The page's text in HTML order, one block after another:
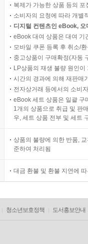
복제가 가능한 상품 등의
소비자의 요청에 따라 개별
디지털 컨텐츠인 eBook,
eBook 대여 상품은 대여 기
모바일 쿠폰 등록 후 취소/
중고상품이 구매확정(자동
LP상품의 재생 불량 원인
시간의 경과에 의해 재판매
전자상거래 등에서의 소비
eBook 세트 상품은 일괄 구
1개의 상품으로 취급 및 판
우, 세트 상품 전부 및 세트
상품의 불량에 의한 반품,
준하여 처리됨
대금 환불 및 환불 지연에
청소년보호정책 도서홍보안내